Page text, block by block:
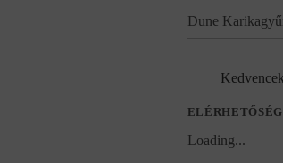
Dune
Loading...